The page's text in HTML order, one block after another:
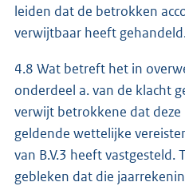
leiden dat de betrokken
verwijtbaar heeft
4.8 Wat betreft het in
onderdeel a. van de klacht
verwijt betrokkene dat
geldende wettelijke
van B.V.3 heeft vastgesteld.
gebleken dat die